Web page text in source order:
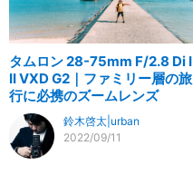
タムロン 28-75mm F/2.8 Di I
II VXD G2｜ファミリー層の旅
行に必携のズームレンズ
鈴木啓太|urban
2022/09/11